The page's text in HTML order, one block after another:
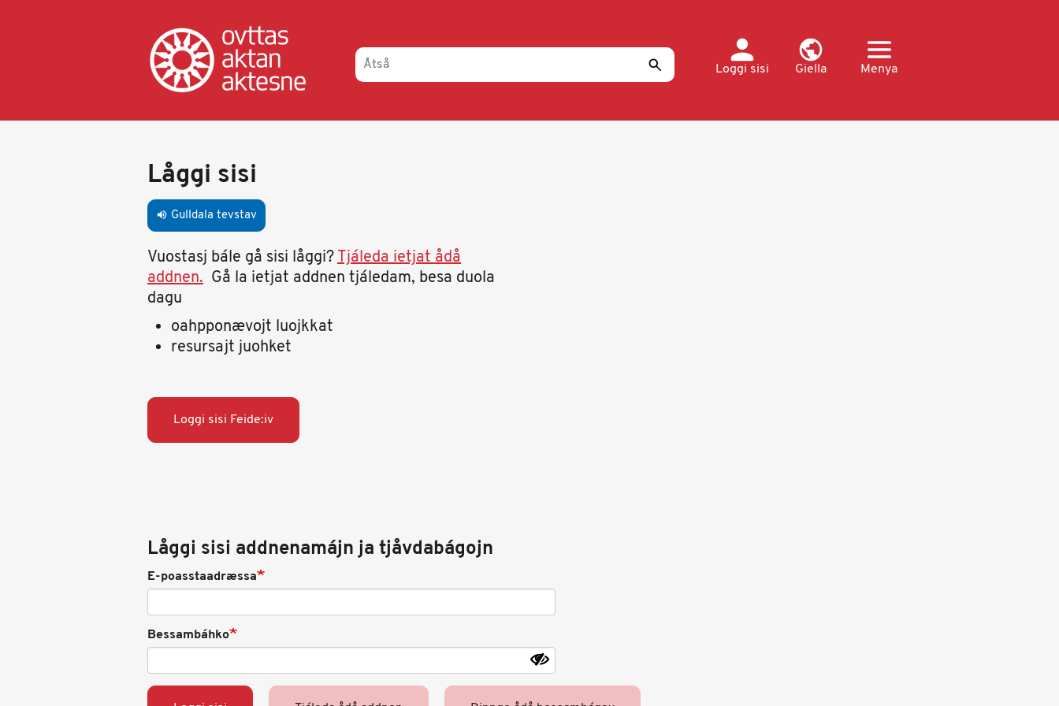
Loggi sisi
Giella Menya
tabs
Låggi sisi
volume_up Gulldala tevstav
Vuostasj bále gå sisi låggi?Tjáleda ietjat ådå
addnen. Gå la ietjat addnen tjáledam, besa duola
dagu
oahpponævojt luojkkat
resursajt juohket
Loggi sisi Feide:iv
Låggi sisi addnenamájn ja tjåvdabágojn
E-poasstaadræssa
Bessambáhko